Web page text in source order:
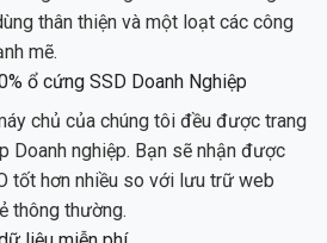
thân thiện và một loạt các công
mẽ.
ổ cứng SSD Doanh Nghiệp
chủ của chúng tôi đều được trang
Doanh nghiệp. Bạn sẽ nhận được
tốt hơn nhiều so với lưu trữ web
thông thường.